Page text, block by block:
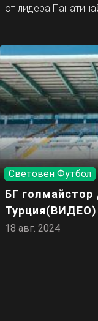
от лидера
Световен Футбол
БГ
Турция(ВИДЕО)
18 авг. 2024